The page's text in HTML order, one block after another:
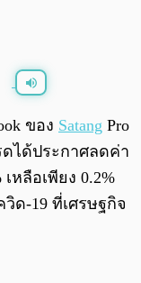
ของ Satang Pro
ได้ประกาศลดค่า
หลือเพียง 0.2%
ด-19 ที่เศรษฐกิจ